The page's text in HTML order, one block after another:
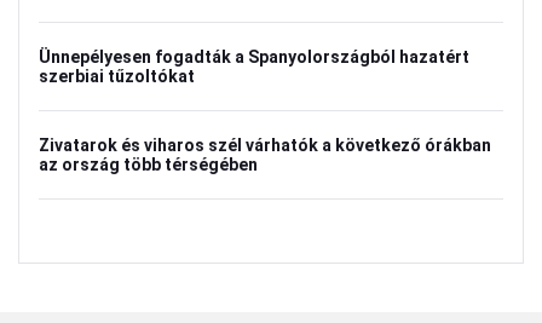
Ünnepélyesen fogadták a Spanyolországból hazatért
szerbiai tűzoltókat
Zivatarok és viharos szél várhatók a következő órákban
az ország több térségében